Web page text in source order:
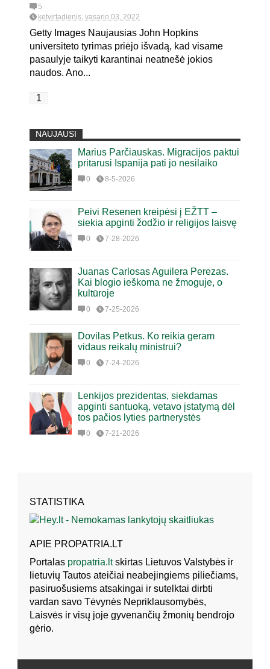
5
ketvirtadienis, vasario 03, 2022
Getty Images Naujausias John Hopkins
universiteto tyrimas priėjo išvadą, kad visame
pasaulyje taikyti karantinai neatnešė jokios
naudos. Ano...
1
NAUJAUSI
Marius Parčiauskas. Migracijos paktui
pritarusi Ispanija pati jo nesilaiko
0 8-5-2026
Peivi Resenen kreipėsi į EŽTT –
siekia apginti žodžio ir religijos laisvę
0 7-28-2026
Juanas Carlosas Aguilera Perezas.
Kai blogio ieškoma ne žmoguje, o
kultūroje
0 7-25-2026
Dovilas Petkus. Ko reikia geram
vidaus reikalų ministrui?
0 7-24-2026
Lenkijos prezidentas, siekdamas
apginti santuoką, vetavo įstatymą dėl
tos pačios lyties partnerystės
0 7-21-2026
STATISTIKA
APIE PROPATRIA.LT
Portalas propatria.ltskirtas Lietuvos Valstybės ir
lietuvių Tautos ateičiai neabejingiems piliečiams,
pasiruošusiems atsakingai ir sutelktai dirbti
vardan savo Tėvynės Nepriklausomybės,
Laisvės ir visų joje gyvenančių žmonių bendrojo
gėrio.